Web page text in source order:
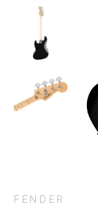
FENDER